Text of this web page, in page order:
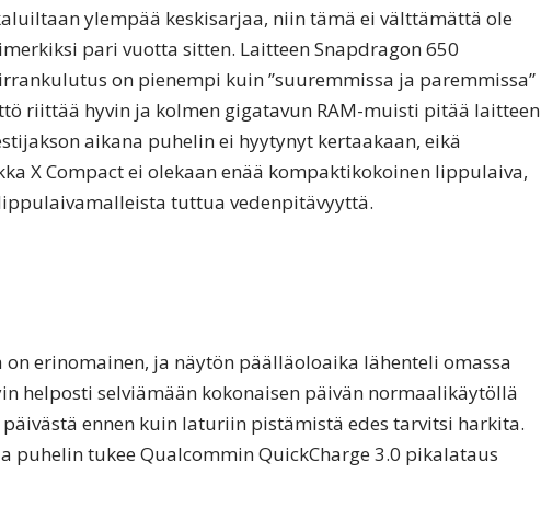
ylempää keskisarjaa, niin tämä ei välttämättä ole
pari vuotta sitten. Laitteen Snapdragon 650
on pienempi kuin ”suuremmissa ja paremmissa”
riittää hyvin ja kolmen gigatavun RAM-muisti pitää laitteen
aikana puhelin ei hyytynyt kertaakaan, eikä
X Compact ei olekaan enää kompaktikokoinen lippulaiva,
tuttua vedenpitävyyttä.
on erinomainen, ja näytön päälläoloaika lähenteli omassa
helposti selviämään kokonaisen päivän normaalikäytöllä
ennen kuin laturiin pistämistä edes tarvitsi harkita.
puhelin tukee Qualcommin QuickCharge 3.0 pikalataus